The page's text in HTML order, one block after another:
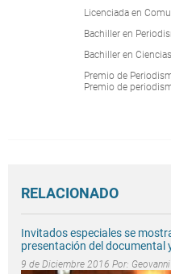
Licenciada en
Bachiller en
Bachiller en
Premio de
Premio de
RELACIONADO
Invitados especiales se
presentación del documental
9 de Diciembre 2016 Por: